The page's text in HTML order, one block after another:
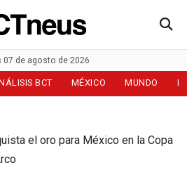
07 de agosto de 2026
BCT MÉXICO MUNDO